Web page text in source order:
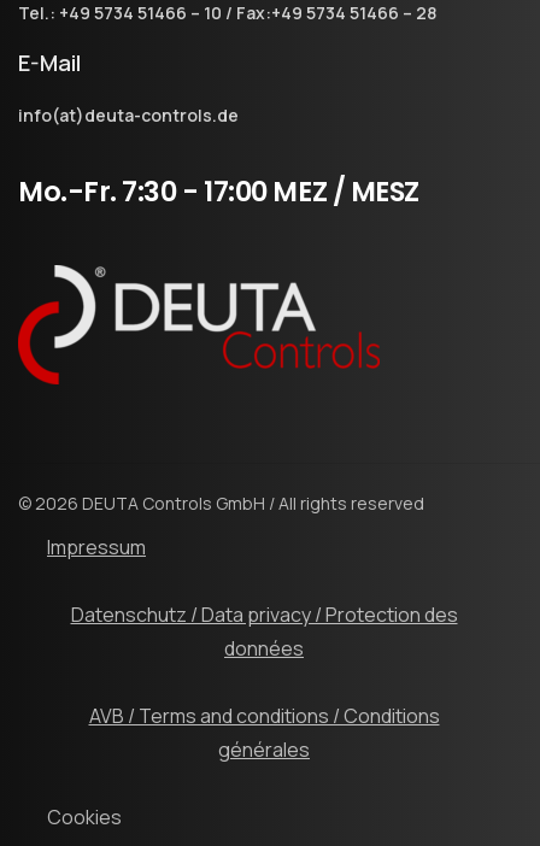
Tel.: +49 5734 51466 – 10 / Fax:+49 5734 51466 – 28
E-Mail
info(at)deuta-controls.de
Mo.-Fr.7:30 - 17:00MEZ/ MESZ
© 2026 DEUTA Controls GmbH / All rights reserved
Impressum
Datenschutz / Data privacy / Protection des
données
AVB / Terms and conditions / Conditions
générales
Cookies